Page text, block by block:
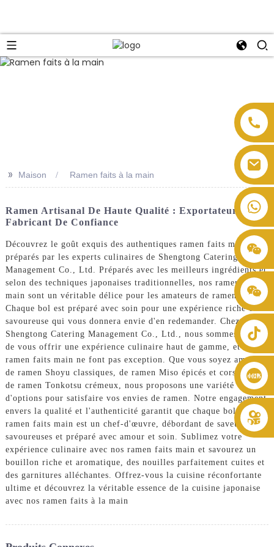
+86 8619946512999
>> Maison Ramen faits à la main
Ramen Artisanal De Haute Qualité : Exportateur Et
Fabricant De Confiance
Découvrez le goût exquis des authentiques ramen faits main,
préparés par les experts culinaires de Shengtong Catering
Management Co., Ltd. Préparés avec les meilleurs ingrédients et
selon des techniques japonaises traditionnelles, nos ramen faits
main sont un véritable délice pour les amateurs de ramen.
Chaque bol est préparé avec soin pour une expérience riche et
savoureuse qui vous donnera envie d'en redemander. Chez
Shengtong Catering Management Co., Ltd., nous sommes fiers
de vous offrir une expérience culinaire haut de gamme, et nos
ramen faits main ne font pas exception. Que vous soyez amateur
de ramen Shoyu classiques, de ramen Miso épicés et corsés, ou
de ramen Tonkotsu crémeux, nous proposons une variété
d'options pour satisfaire vos envies de ramen. Notre engagement
envers la qualité et l'authenticité garantit que chaque bol de nos
ramen faits main est un chef-d'œuvre, débordant de saveurs
savoureuses et préparé avec amour et soin. Sublimez votre
expérience culinaire avec nos ramen faits main et savourez un
bouillon riche et aromatique, des nouilles parfaitement cuites et
des garnitures alléchantes. Offrez-vous la cuisine réconfortante
ultime et découvrez la véritable essence de la cuisine japonaise
avec nos ramen faits à la main